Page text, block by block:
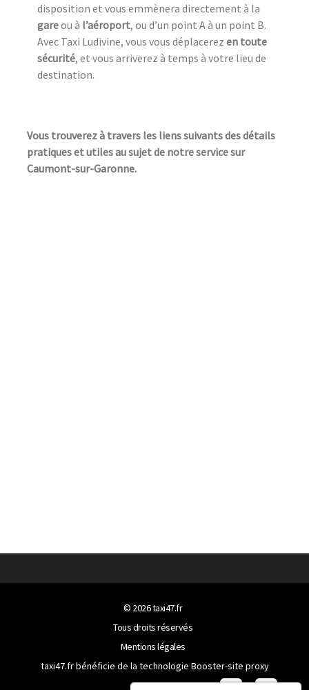
disposition et vous emmènera directement à la
gareou à l’aéroport, ou d’un point A à un point B.
Avec Taxi Ludivine, vous vous déplacerez en toute
sécurité, et vous arriverez à temps à votre lieu de
destination.
Vous trouverez à travers les liens suivants des détails
pratiques et utiles au sujet de notre service sur
Caumont-sur-Garonne.
© 2026taxi47.fr
Tous droits réservés
Mentions légales
taxi47.fr bénéficie de la technologie Booster-site proxy